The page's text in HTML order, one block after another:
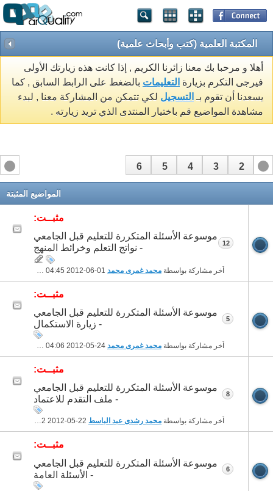
المكتبة العلمية (كتب وأبحاث علمية)
أهلا و مرحبا بك معنا زائرنا الكريم , إذا كانت هذه زيارتك الأولى
فيرجى التكرم بزيارة التعليمات بالضغط على الرابط السابق , كما
يسعدنا أن تقوم بـ التسجيل لكي تتمكن من المشاركة معنا , لبدء
مشاهدة المواضيع قم باختيار المنتدى الذي تريد زيارته .
1
2
3
4
5
6
المواضيع المثبتة
مثبــت:
موسوعة الأسئلة المتكررة للتعليم قبل الجامعي
- نواتج التعلم وخرائط المنهج
آخر مشاركة بواسطة محمد غمرى محمد 04:45 PM
12
مثبــت:
موسوعة الأسئلة المتكررة للتعليم قبل الجامعي
- زيارة الاستكمال
آخر مشاركة بواسطة محمد غمرى محمد 04:06 PM
5
مثبــت:
موسوعة الأسئلة المتكررة للتعليم قبل الجامعي
- ملف التقدم للاعتماد
آخر مشاركة بواسطة محمد رشدى عبد الباسط 04:32 PM
8
مثبــت:
موسوعة الأسئلة المتكررة للتعليم قبل الجامعي
- الأسئلة العامة
6